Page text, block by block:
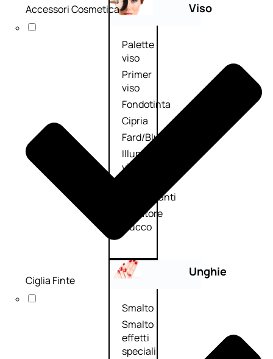
Viso
Palette
viso
Primer
viso
Fondotinta
Cipria
Fard/Blush
Illuminante
viso
abbronzanti
Fissatore
trucco
Unghie
Smalto
Smalto
effetti
speciali
Accessori Cosmetica
Ciglia Finte